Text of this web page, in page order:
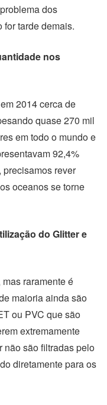
dos
tarde demais.
nos
2014 cerca de
quase 270 mil
em todo o mundo e
92,4%
rever
oceanos se torne
do Glitter e
raramente é
maioria ainda são
ou PVC que são
extremamente
não são filtradas pelo
diretamente para os